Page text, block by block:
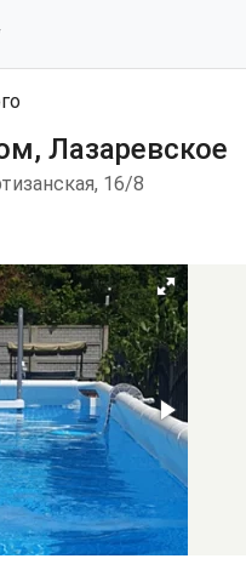
Лазаревское
16/8